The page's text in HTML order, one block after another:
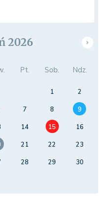
2026
Pt. Sob. Ndz.
1
2
7 8
9
14 15
16
21 22
23
28 29
30